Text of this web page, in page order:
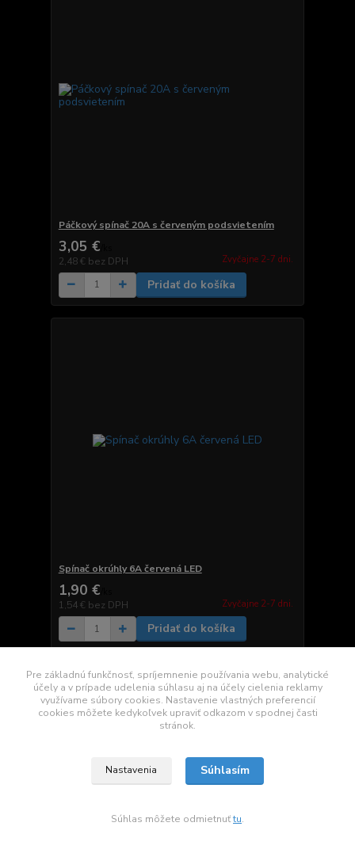
Páčkový spínač 20A s červeným podsvietením
3,05 €
2,48 € bez DPH Zvyčajne 2-7 dni.
Pridať do košíka
Spínač okrúhly 6A červená LED
1,90 €
1,54 € bez DPH Zvyčajne 2-7 dni.
Pridať do košíka
Pre základnú funkčnosť, spríjemnenie používania webu, analytické
účely a v prípade udelenia súhlasu aj na účely cielenia reklamy
využívame súbory cookies. Nastavenie vlastných preferencií
cookies môžete kedykoľvek upraviť odkazom v spodnej časti
stránok.
Nastavenia Súhlasím
Súhlas môžete odmietnuťtu.